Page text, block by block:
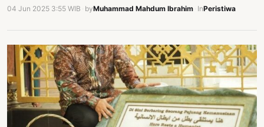
04 Jun 2025 3:55 WIB byMuhammad Mahdum Ibrahim InPeristiwa